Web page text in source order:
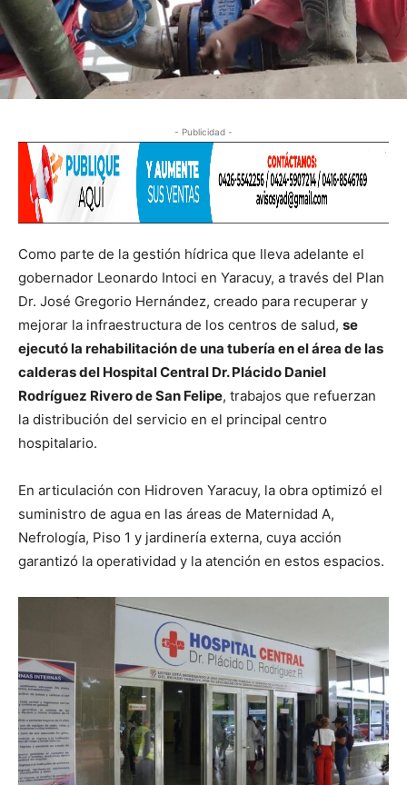
- Publicidad -
Como parte de la gestión hídrica que lleva adelante el
gobernador Leonardo Intoci en Yaracuy, a través del Plan
Dr. José Gregorio Hernández, creado para recuperar y
mejorar la infraestructura de los centros de salud, se
ejecutó la rehabilitación de una tubería en el área de las
calderas del Hospital Central Dr. Plácido Daniel
Rodríguez Rivero de San Felipe, trabajos que refuerzan
la distribución del servicio en el principal centro
hospitalario.
En articulación con Hidroven Yaracuy, la obra optimizó el
suministro de agua en las áreas de Maternidad A,
Nefrología, Piso 1 y jardinería externa, cuya acción
garantizó la operatividad y la atención en estos espacios.